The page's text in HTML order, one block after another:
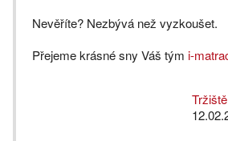
Nevěříte? Nezbývá než vyzkoušet.
Přejeme krásné sny Váš tým i-